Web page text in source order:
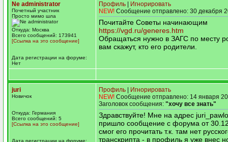
Ne administrator
Почетный участник
Просто мимо шла
Откуда: Москва
Всего сообщений: 173941
[Ссылка на это сообщение]
Дата регистрации на форуме:
Нет
Профиль
Игнорировать
NEW! Сообщение отправлено: 30 декабря
Почитайте Советы начинающим
https://vgd.ru/generes.htm
Обращаться нужно в ЗАГС по месту
вам скажут, кто его родители.
juri
Новичок
Откуда: Германия
Всего сообщений: 5
[Ссылка на это сообщение]
Дата регистрации на форуме:
Профиль
Игнорировать
NEW! Сообщение отправлено: 14 января
Заголовок сообщения: "хочу все знать"
Здравствуйте! Мне на адрес
пришло сообщение с форума от
смог его прочитать т.к. там нет
транскрипта - в профиль я уже внес